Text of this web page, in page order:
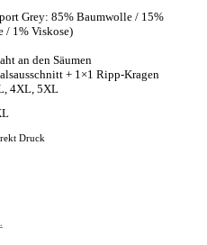
Grey: 85% Baumwolle / 15%
/ 1% Viskose)
an den Säumen
+ 1×1 Ripp-Kragen
4XL, 5XL
Druck